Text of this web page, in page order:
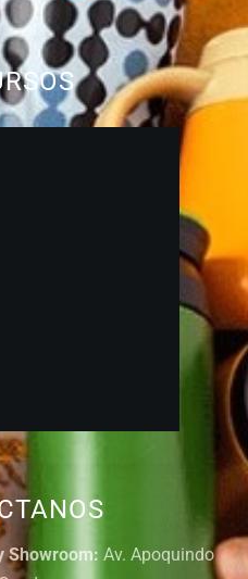
Showroom: Av. Apoquindo